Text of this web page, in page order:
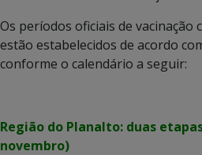
Os períodos oficiais de
estão estabelecidos de acordo
conforme o calendário a seguir:
Região do Planalto: duas
novembro)